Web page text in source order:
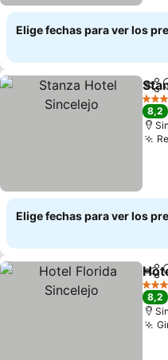
Elige fechas para ver los
3
8,2
Elige fechas para ver los
3
8,2